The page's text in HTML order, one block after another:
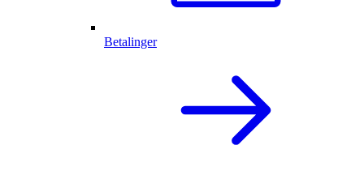
Betalinger